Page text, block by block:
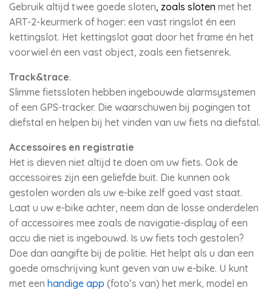
Gebruik altijd twee goede sloten, zoals sloten met het
ART-2-keurmerk of hoger: een vast ringslot én een
kettingslot. Het kettingslot gaat door het frame én het
voorwiel én een vast object, zoals een fietsenrek.
Track&trace.
Slimme fietssloten hebben ingebouwde alarmsystemen
of een GPS-tracker. Die waarschuwen bij pogingen tot
diefstal en helpen bij het vinden van uw fiets na diefstal.
Accessoires en registratie
Het is dieven niet altijd te doen om uw fiets. Ook de
accessoires zijn een geliefde buit. Die kunnen ook
gestolen worden als uw e-bike zelf goed vast staat.
Laat u uw e-bike achter, neem dan de losse onderdelen
of accessoires mee zoals de navigatie-display of een
accu die niet is ingebouwd. Is uw fiets toch gestolen?
Doe dan aangifte bij de politie. Het helpt als u dan een
goede omschrijving kunt geven van uw e-bike. U kunt
met een handige app (foto’s van) het merk, model en